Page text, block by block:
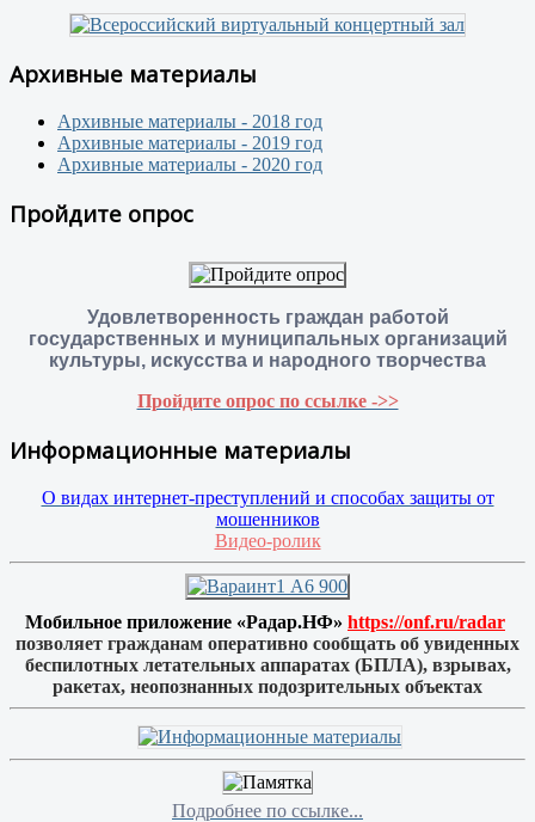
Архивные материалы
Архивные материалы - 2018 год
Архивные материалы - 2019 год
Архивные материалы - 2020 год
Пройдите опрос
Удовлетворенность граждан работой
государственных и муниципальных организаций
культуры, искусства и народного творчества
Пройдите опрос по ссылке ->>
Информационные материалы
О видах интернет-преступлений и способах защиты от
мошенников
Видео-ролик
Мобильное приложение «Радар.НФ» https://onf.ru/radar
позволяет гражданам оперативно сообщать об увиденных
беспилотных летательных аппаратах (БПЛА), взрывах,
ракетах, неопознанных подозрительных объектах
Подробнее по ссылке...